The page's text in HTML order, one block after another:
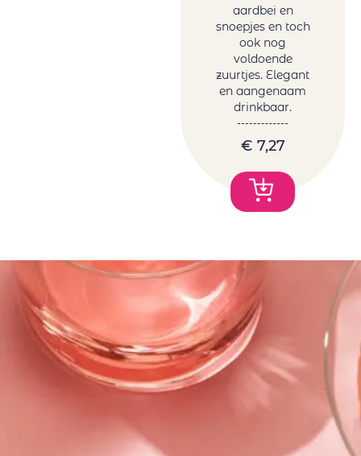
aardbei en
snoepjes en toch
ook nog
voldoende
zuurtjes. Elegant
en aangenaam
drinkbaar.
€ 7,27